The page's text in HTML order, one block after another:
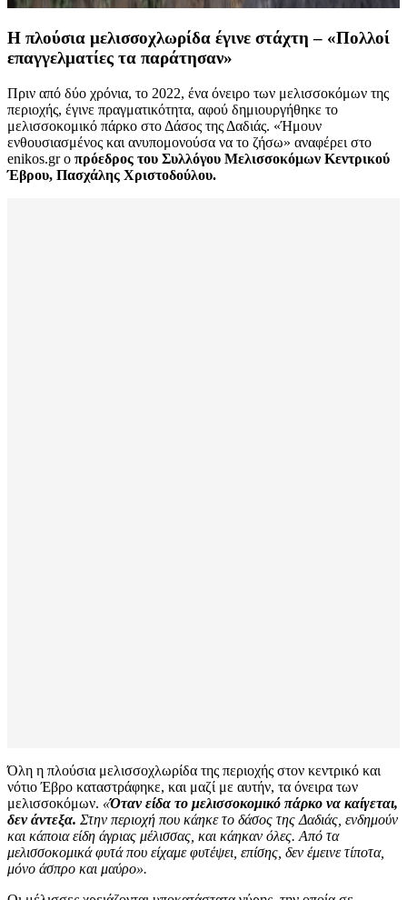
Η πλούσια μελισσοχλωρίδα έγινε στάχτη – «Πολλοί
επαγγελματίες τα παράτησαν»
Πριν από δύο χρόνια, το 2022, ένα όνειρο των μελισσοκόμων της
περιοχής, έγινε πραγματικότητα, αφού δημιουργήθηκε το
μελισσοκομικό πάρκο στο Δάσος της Δαδιάς. «Ήμουν
ενθουσιασμένος και ανυπομονούσα να το ζήσω» αναφέρει στο
enikos.gr ο πρόεδρος του Συλλόγου Μελισσοκόμων Κεντρικού
Έβρου, Πασχάλης Χριστοδούλου.
Όλη η πλούσια μελισσοχλωρίδα της περιοχής στον κεντρικό και
νότιο Έβρο καταστράφηκε, και μαζί με αυτήν, τα όνειρα των
μελισσοκόμων. «Όταν είδα το μελισσοκομικό πάρκο να καίγεται,
δεν άντεξα. Στην περιοχή που κάηκε το δάσος της Δαδιάς, ενδημούν
και κάποια είδη άγριας μέλισσας, και κάηκαν όλες. Από τα
μελισσοκομικά φυτά που είχαμε φυτέψει, επίσης, δεν έμεινε τίποτα,
μόνο άσπρο και μαύρο».